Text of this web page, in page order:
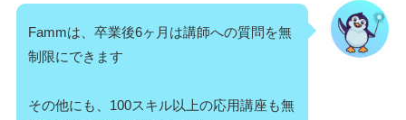
Fammは、卒業後6ヶ月は講師への質問を無
制限にできます
その他にも、100スキル以上の応用講座も無